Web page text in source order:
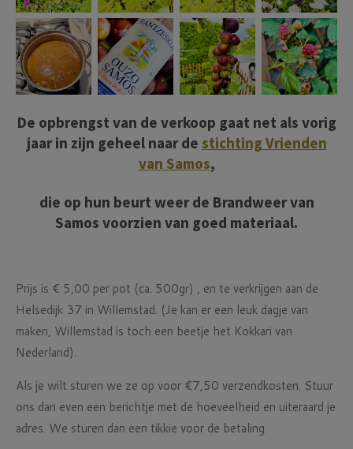
De opbrengst van de verkoop gaat net als vorig
jaar in zijn geheel naar de stichting Vrienden
van Samos,
die op hun beurt weer de Brandweer van
Samos voorzien van goed materiaal.
Prijs is € 5,00 per pot (ca. 500gr) , en te verkrijgen aan de
Helsedijk 37 in Willemstad. (Je kan er een leuk dagje van
maken, Willemstad is toch een beetje het Kokkari van
Nederland).
Als je wilt sturen we ze op voor €7,50 verzendkosten. Stuur
ons dan even een berichtje met de hoeveelheid en uiteraard je
adres. We sturen dan een tikkie voor de betaling.